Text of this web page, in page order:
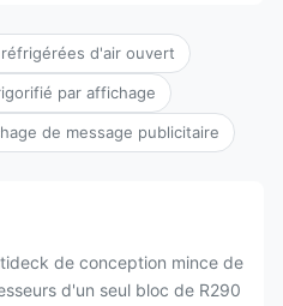
d'air ouvert
par affichage
de message publicitaire
de conception mince de
d'un seul bloc de R290